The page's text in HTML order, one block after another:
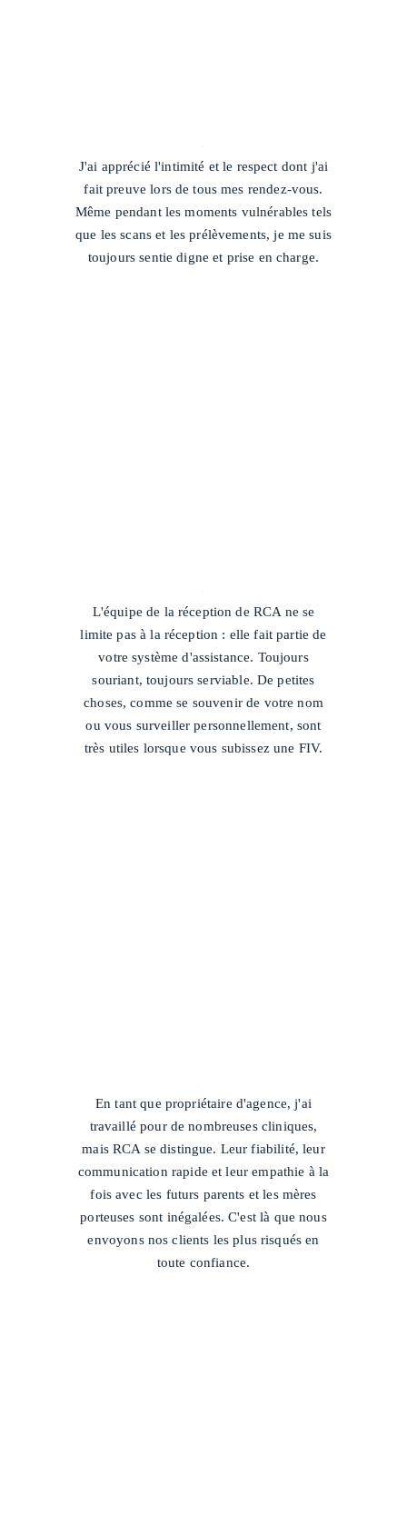
J'ai apprécié l'intimité et le respect dont j'ai
fait preuve lors de tous mes rendez-vous.
Même pendant les moments vulnérables tels
que les scans et les prélèvements, je me suis
toujours sentie digne et prise en charge.
L'équipe de la réception de RCA ne se
limite pas à la réception : elle fait partie de
votre système d'assistance. Toujours
souriant, toujours serviable. De petites
choses, comme se souvenir de votre nom
ou vous surveiller personnellement, sont
très utiles lorsque vous subissez une FIV.
En tant que propriétaire d'agence, j'ai
travaillé pour de nombreuses cliniques,
mais RCA se distingue. Leur fiabilité, leur
communication rapide et leur empathie à la
fois avec les futurs parents et les mères
porteuses sont inégalées. C'est là que nous
envoyons nos clients les plus risqués en
toute confiance.